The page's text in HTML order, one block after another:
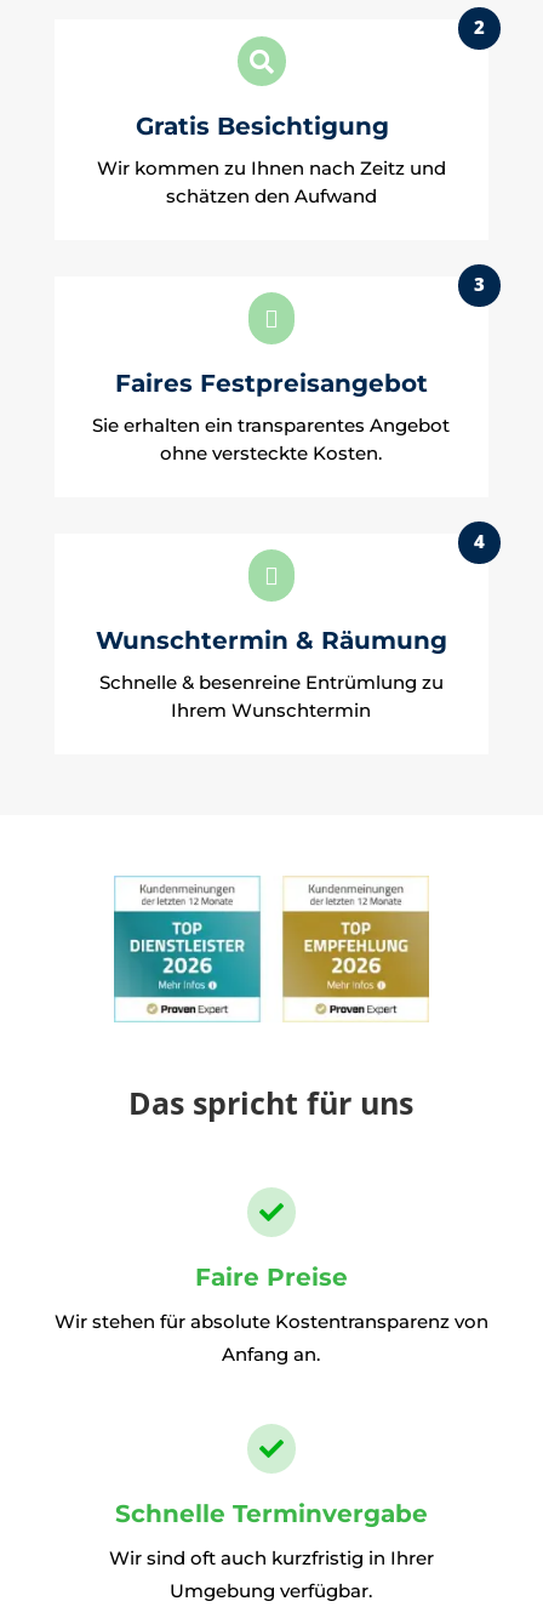

Gratis Besichtigung
2
Wir kommen zu Ihnen nach Zeitz und
schätzen den Aufwand

Faires Festpreisangebot
3
Sie erhalten ein transparentes Angebot
ohne versteckte Kosten.

Wunschtermin & Räumung
4
Schnelle & besenreine Entrümlung zu
Ihrem Wunschtermin
Das spricht für uns

Faire Preise
Wir stehen für absolute Kostentransparenz von
Anfang an.

Schnelle Terminvergabe
Wir sind oft auch kurzfristig in Ihrer
Umgebung verfügbar.